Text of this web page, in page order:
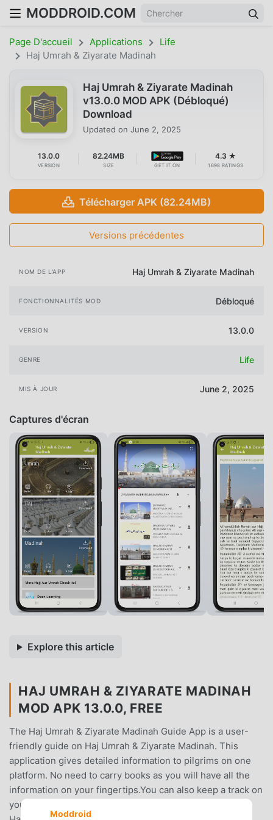
MODDROID.COM
Page D'accueil Applications
Life
Haj Umrah & Ziyarate Madinah
Haj Umrah & Ziyarate Madinah
v13.0.0 MOD APK (Débloqué)
Download
Updated on June 2, 2025
13.0.0
VERSION
82.24MB
SIZE GET IT ON
4.3 ★
1698 RATINGS
Télécharger APK (82.24MB)
Versions précédentes
NOM DE L'APP Haj Umrah & Ziyarate Madinah
FONCTIONNALITÉS MOD Débloqué
VERSION 13.0.0
GENRE Life
MIS À JOUR June 2, 2025
Captures d'écran
Explore this article
HAJ UMRAH & ZIYARATE MADINAH
MOD APK 13.0.0, FREE
The Haj Umrah & Ziyarate Madinah Guide App is a user-
friendly guide on Haj Umrah & Ziyarate Madinah. This
application gives detailed information to pilgrims on one
platform. No need to carry books as you will have all the
information on your fingertips.You can also keep a track on
your different activities for Irfad Hajj, Qiran Hajj, Tamattu
Moddroid